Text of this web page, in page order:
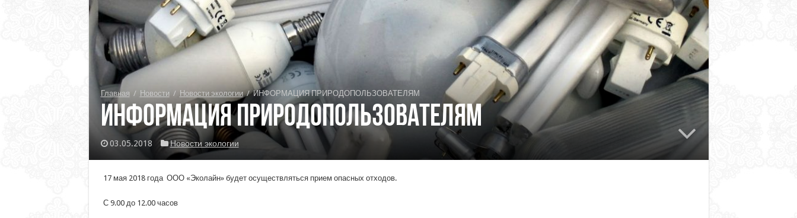
Главная / Новости / Новости экологии / ИНФОРМАЦИЯ ПРИРОДОПОЛЬЗОВАТЕЛЯМ
ИНФОРМАЦИЯ ПРИРОДОПОЛЬЗОВАТЕЛЯМ
03.05.2018 Новости экологии
17 мая 2018 года ООО «Эколайн» будет осуществляться прием опасных отходов.
С 9.00 до 12.00 часов